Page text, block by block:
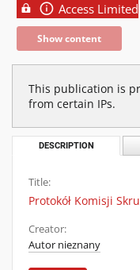
Access Limited
Show content
This publication is
from certain IPs.
DESCRIPTION
Title:
Protokół Komisji
Creator:
Autor nieznany